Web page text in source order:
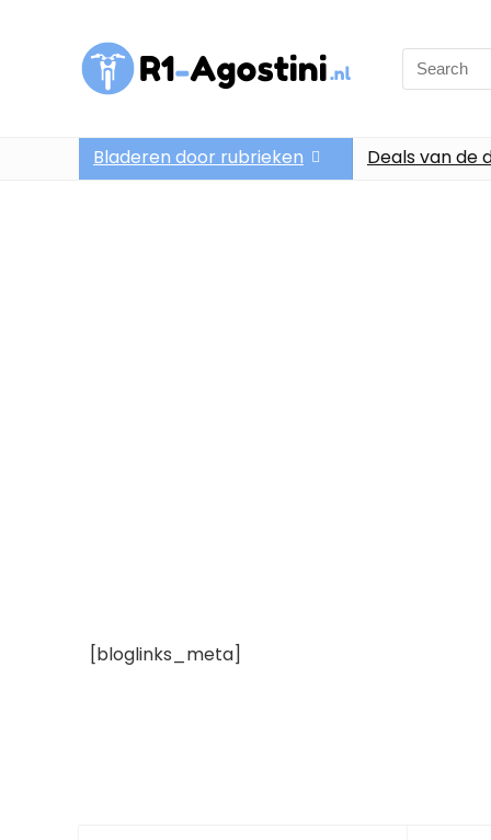
Bladeren door rubrieken Deals van de
[bloglinks_meta]